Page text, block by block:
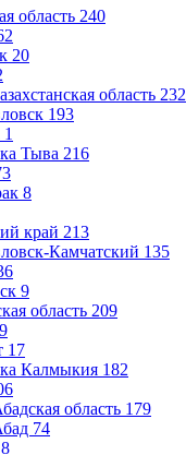
область 240
20
область 232
193
1
Тыва 216
8
край 213
Камчатский 135
9
область 209
17
Калмыкия 182
область 179
74
8